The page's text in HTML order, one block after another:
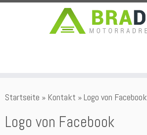
Inhalt
Startseite » Kontakt » Logo von Facebook
Logo von Facebook